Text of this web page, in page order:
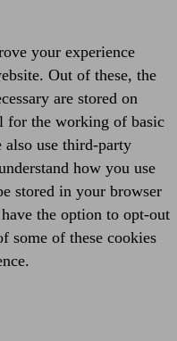
your experience
Out of these, the
are stored on
for the working of basic
use third-party
how you use
stored in your browser
the option to opt-out
some of these cookies